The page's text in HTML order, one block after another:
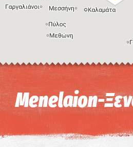
Η εικόνα ενδέχεται να
Menelaion-